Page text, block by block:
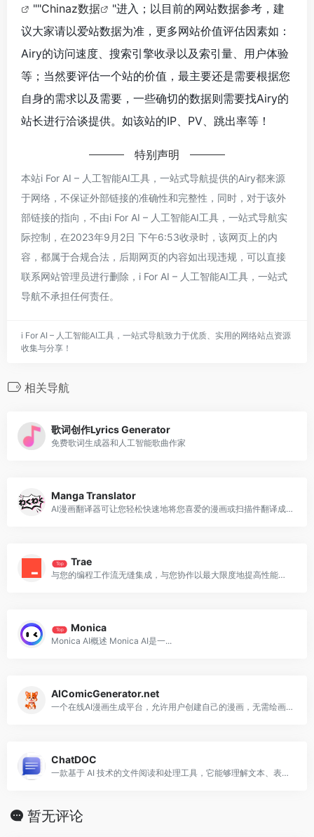
""Chinaz数据
"进入；以目前的网站数据参考，建
议大家请以爱站数据为准，更多网站价值评估因素如：
Airy的访问速度、搜索引擎收录以及索引量、用户体验
等；当然要评估一个站的价值，最主要还是需要根据您
自身的需求以及需要，一些确切的数据则需要找Airy的
站长进行洽谈提供。如该站的IP、PV、跳出率等！
特别声明
本站i For AI – 人工智能AI工具，一站式导航提供的Airy都来源
于网络，不保证外部链接的准确性和完整性，同时，对于该外
部链接的指向，不由i For AI – 人工智能AI工具，一站式导航实
际控制，在2023年9月2日 下午6:53收录时，该网页上的内
容，都属于合规合法，后期网页的内容如出现违规，可以直接
联系网站管理员进行删除，i For AI – 人工智能AI工具，一站式
导航不承担任何责任。
i For AI – 人工智能AI工具，一站式导航致力于优质、实用的网络站点资源
收集与分享！
相关导航
歌词创作Lyrics Generator
免费歌词生成器和人工智能歌曲作家
Manga Translator
AI漫画翻译器可让您轻松快速地将您喜爱的漫画或扫描件翻译成多种语言
Top Trae
与您的编程工作流无缝集成，与您协作以最大限度地提高性能和效率。
Top Monica
Monica AI概述 Monica AI是一...
AIComicGenerator.net
一个在线AI漫画生成平台，允许用户创建自己的漫画，无需绘画技能。
ChatDOC
一款基于 AI 技术的文件阅读和处理工具，它能够理解文本、表格和图像
暂无评论